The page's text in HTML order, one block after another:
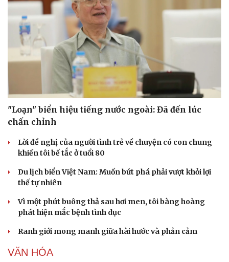
Cây thuốc
Sản phụ khoa
Nhi khoa
Nam khoa
Làm đẹp - giảm cân
Phòng mạch online
Ăn sạch sống khỏe
Tình yêu - Gia đình
"Loạn" biển hiệu tiếng nước ngoài: Đã đến lúc
chấn chỉnh
Lời đề nghị của người tình trẻ về chuyện có con chung
khiến tôi bế tắc ở tuổi 80
Du lịch biển Việt Nam: Muốn bứt phá phải vượt khỏi lợi
thế tự nhiên
Vì một phút buông thả sau hơi men, tôi bàng hoàng
phát hiện mắc bệnh tình dục
Ranh giới mong manh giữa hài hước và phản cảm
VĂN HÓA